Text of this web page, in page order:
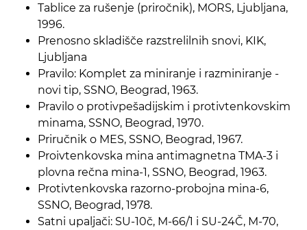
Tablice za rušenje (priročnik), MORS, Ljubljana,
1996.
Prenosno skladišče razstrelilnih snovi, KIK,
Ljubljana
Pravilo: Komplet za miniranje i razminiranje -
novi tip, SSNO, Beograd, 1963.
Pravilo o protivpešadijskim i protivtenkovskim
minama, SSNO, Beograd, 1970.
Priručnik o MES, SSNO, Beograd, 1967.
Proivtenkovska mina antimagnetna TMA-3 i
plovna rečna mina-1, SSNO, Beograd, 1963.
Protivtenkovska razorno-probojna mina-6,
SSNO, Beograd, 1978.
Satni upaljači: SU-10č, M-66/1 i SU-24Č, M-70,